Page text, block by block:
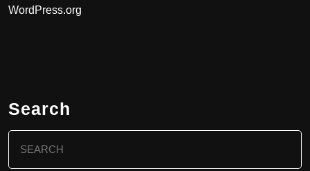
WordPress.org
Search
for: